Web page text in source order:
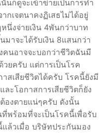
นก็ดูจะเข้าข่ายเป็นการทำ
กเจตนาคงฏิเสธไม่ได้อยู่
นึ่งจ่ายเงิน 4พันกว่าบาท
มาจะได้รับเงิน 8แสนกว่า
นอาจจะบอกว่าชีวิตฉันมี
ยครับ แต่การเป็นโรค
สเสียชีวิตได้ครับ โรคนี้ยังมี
ะโอกาสการเสียชีวิตก็ยัง
องตายแน่ๆครับ ดังนั้น
พร้อมที่จะเป็นโรคนี้เพื่อรับ
แล้วเมื่อ บริษัทประกันมอง